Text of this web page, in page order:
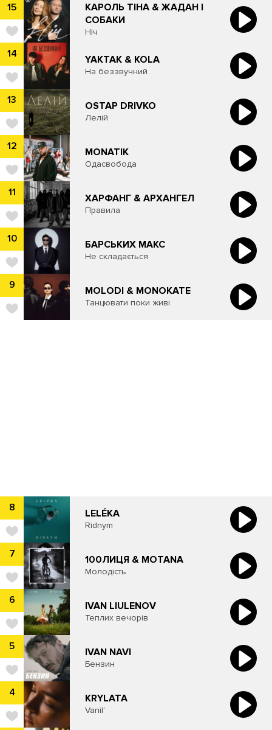
15
КАРОЛЬ ТІНА & ЖАДАН І
СОБАКИ
Ніч
14 YAKTAK & KOLA
На беззвучний
13 OSTAP DRIVKO
Лелій
12 MONATIK
Одасвобода
11 ХАРФАНГ & АРХАНГЕЛ
Правила
10 БАРСЬКИХ МАКС
Не складається
9 MOLODI & MONOKATE
Танцювати поки живі
8 LELÉKA
Ridnym
7 100ЛИЦЯ & MOTANA
Молодість
6 IVAN LIULENOV
Теплих вечорів
5 IVAN NAVI
Бензин
4 KRYLATA
Vanil'